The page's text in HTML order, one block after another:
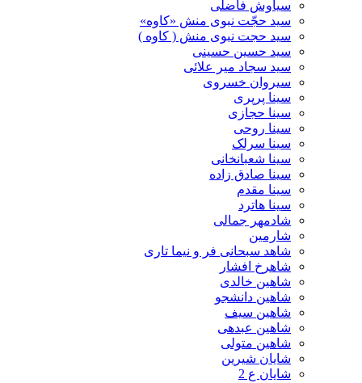
سیاوش فاضلی
سید حجّت نبوی منش «کاوه»
سید حجت نبوی منش ( کاوه )
سید حسین حسینى
سید سجاد میر علائی
سیروان خسروی
سینا پرپری
سینا حجازی
سینا روحی
سینا سرلک
سینا شعبانخانی
سینا صادق زاده
سینا مقدم
سینا هاترد
شادمهر جمالی
شارمین
شاهد سبحانی فر و نیما تاری
شاهرخ افشار
شاهین خالدی
شاهین دانشجو
شاهین سیف
شاهین عبدهی
شاهین متولی
شایان شیرین
شایان ع 2